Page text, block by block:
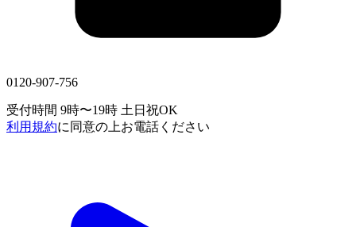
0120-907-756
受付時間 9時〜19時 土日祝OK
利用規約に同意の上お電話ください